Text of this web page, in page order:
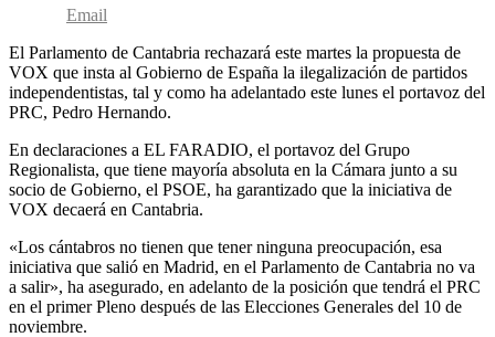
Email
El Parlamento de Cantabria rechazará este martes la propuesta de
VOX que insta al Gobierno de España la ilegalización de partidos
independentistas, tal y como ha adelantado este lunes el portavoz del
PRC, Pedro Hernando.
En declaraciones a EL FARADIO, el portavoz del Grupo
Regionalista, que tiene mayoría absoluta en la Cámara junto a su
socio de Gobierno, el PSOE, ha garantizado que la iniciativa de
VOX decaerá en Cantabria.
«Los cántabros no tienen que tener ninguna preocupación, esa
iniciativa que salió en Madrid, en el Parlamento de Cantabria no va
a salir», ha asegurado, en adelanto de la posición que tendrá el PRC
en el primer Pleno después de las Elecciones Generales del 10 de
noviembre.